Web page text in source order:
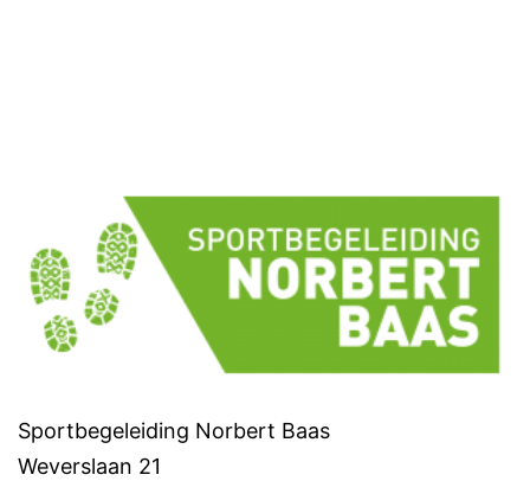
Sportbegeleiding Norbert Baas
Weverslaan 21